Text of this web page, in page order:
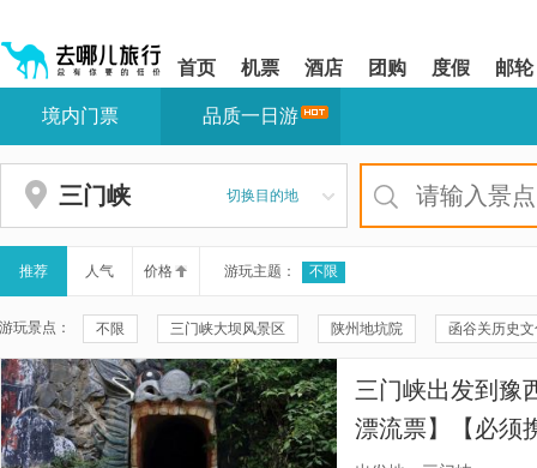
shift+enter
网
导
盲
导
模
式
您
站
区,
本
有
6
个
模
块,
按
下
首页 机票 酒店 团购 度假 邮轮
您
站
区
境内门票 品质一日游
三门峡 切换目的地
推荐 人气 价格 游玩主题： 不限
游玩景点： 不限 三门峡大坝风景区 陕州地坑院 函谷关历史
豫西大峡谷风景区 三门峡博物馆
瓮城瀑布景区 义马新春民俗游乐园 义马伽蓝寺
三门峡国际文博城 义马市候岭山神庙
三门峡出发到豫
漂流票】【必须